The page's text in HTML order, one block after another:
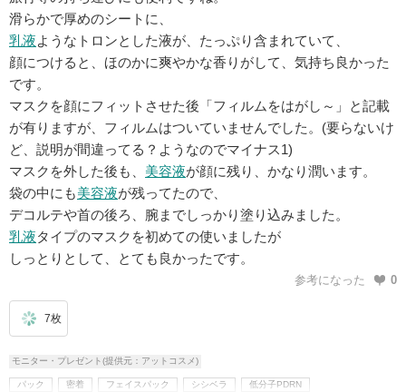
滑らかで厚めのシートに、
乳液ようなトロンとした液が、たっぷり含まれていて、
顔につけると、ほのかに爽やかな香りがして、気持ち良かった
です。
マスクを顔にフィットさせた後「フィルムをはがし～」と記載
が有りますが、フィルムはついていませんでした。(要らないけ
ど、説明が間違ってる？ようなのでマイナス1)
マスクを外した後も、 美容液が顔に残り、かなり潤います。
袋の中にも美容液が残ってたので、
デコルテや首の後ろ、腕までしっかり塗り込みました。
乳液タイプのマスクを初めての使いましたが
しっとりとして、とても良かったです。
参考になった 0
7枚
モニター・プレゼント(提供元：アットコスメ)
パック 密着 フェイスパック シシベラ 低分子PDRN